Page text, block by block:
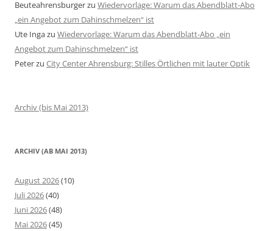
Beuteahrensburgerzu Wiedervorlage: Warum das Abendblatt-Abo
„ein Angebot zum Dahinschmelzen“ ist
Ute Ingazu Wiedervorlage: Warum das Abendblatt-Abo „ein
Angebot zum Dahinschmelzen“ ist
Peterzu City Center Ahrensburg: Stilles Örtlichen mit lauter Optik
Archiv (bis Mai 2013)
ARCHIV (AB MAI 2013)
August 2026(10)
Juli 2026(40)
Juni 2026(48)
Mai 2026(45)